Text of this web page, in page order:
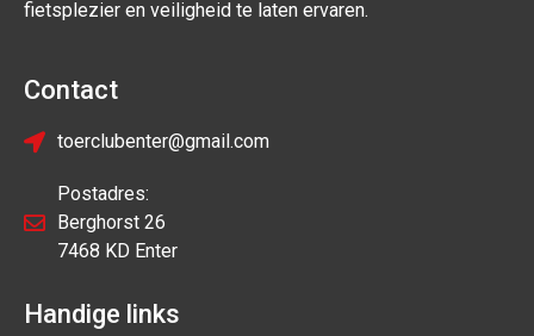
fietsplezier en veiligheid te laten ervaren.
Contact
toerclubenter@gmail.com
Postadres:
Berghorst 26
7468 KD Enter
Handige links